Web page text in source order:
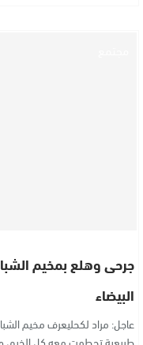
جرحى وهلع بمخيم
البيضاء
عاجل: مراد لكحليعرف مخيم